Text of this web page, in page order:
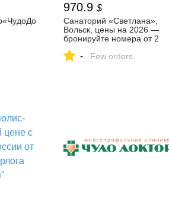
970.9 $
Санаторий «Светлана»,
Вольск, цены на 2026 —
бронируйте номера от 2
- Few orders